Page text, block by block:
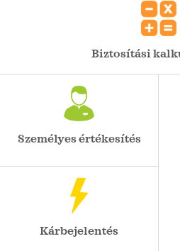
Biztosítási
Személyes értékesítés
Kárbejelentés